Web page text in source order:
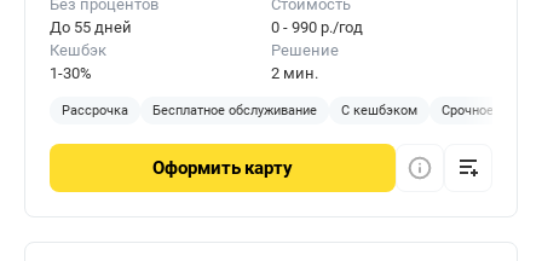
Без процентов
До 55 дней
Стоимость
0 - 990 р./год
Кешбэк
1-30%
Решение
2 мин.
Рассрочка Бесплатное обслуживание С кешбэком Срочное
Оформить карту